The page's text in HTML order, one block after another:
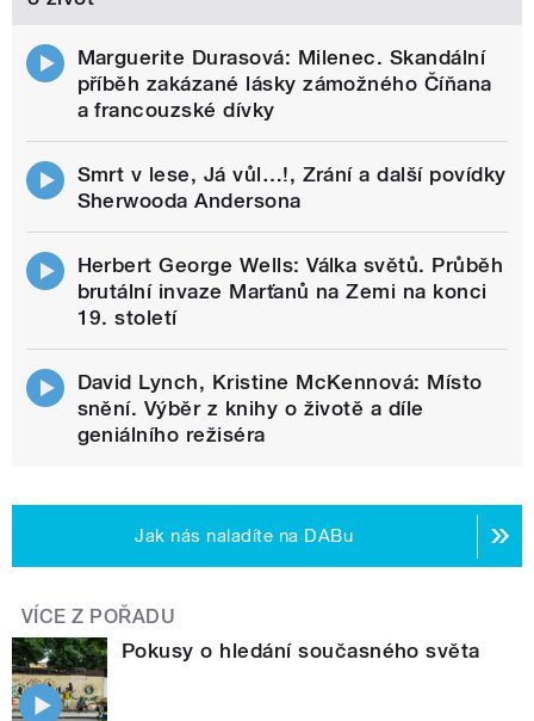
Marguerite Durasová: Milenec. Skandální
příběh zakázané lásky zámožného Číňana
a francouzské dívky
Smrt v lese, Já vůl…!, Zrání a další povídky
Sherwooda Andersona
Herbert George Wells: Válka světů. Průběh
brutální invaze Marťanů na Zemi na konci
19. století
David Lynch, Kristine McKennová: Místo
snění. Výběr z knihy o životě a díle
geniálního režiséra
Jak nás naladíte na DABu
VÍCE Z POŘADU
Pokusy o hledání současného světa